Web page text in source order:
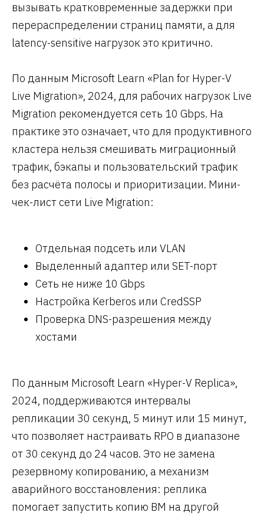
вызывать кратковременные задержки при
перераспределении страниц памяти, а для
latency-sensitive нагрузок это критично.
По данным Microsoft Learn «Plan for Hyper-V
Live Migration», 2024, для рабочих нагрузок Live
Migration рекомендуется сеть 10 Gbps. На
практике это означает, что для продуктивного
кластера нельзя смешивать миграционный
трафик, бэкапы и пользовательский трафик
без расчёта полосы и приоритизации. Мини-
чек-лист сети Live Migration:
Отдельная подсеть или VLAN
Выделенный адаптер или SET-порт
Сеть не ниже 10 Gbps
Настройка Kerberos или CredSSP
Проверка DNS-разрешения между
хостами
По данным Microsoft Learn «Hyper-V Replica»,
2024, поддерживаются интервалы
репликации 30 секунд, 5 минут или 15 минут,
что позволяет настраивать RPO в диапазоне
от 30 секунд до 24 часов. Это не замена
резервному копированию, а механизм
аварийного восстановления: реплика
помогает запустить копию ВМ на другой